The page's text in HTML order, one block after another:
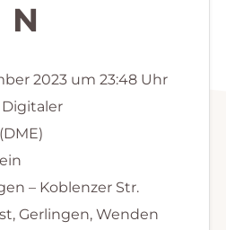
N
2023 um 23:48 Uhr
– Koblenzer Str.
Gerlingen, Wenden